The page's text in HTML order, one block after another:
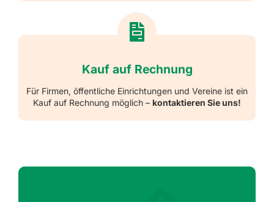
Kauf auf Rechnung
Für Firmen, öffentliche Einrichtungen und Vereine ist ein
Kauf auf Rechnung möglich – kontaktieren Sie uns!